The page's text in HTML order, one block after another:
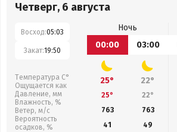
Четверг, 6 августа
Восход:05:03
Закат:19:50
Температура С°
Ощущается как
Давление, мм
Влажность, %
Ветер, м/с
Вероятность
осадков, %
Ночь
00:00
03:00
25° 22°
25° 22°
763
763
41
49